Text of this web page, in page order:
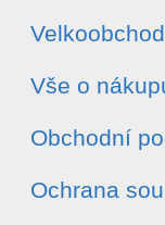
Velkoobchod
Vše o
Obchodní
Ochrana